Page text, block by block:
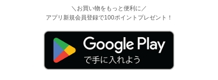
＼お買い物をもっと便利に／
アプリ新規会員登録で100ポイントプレゼント！